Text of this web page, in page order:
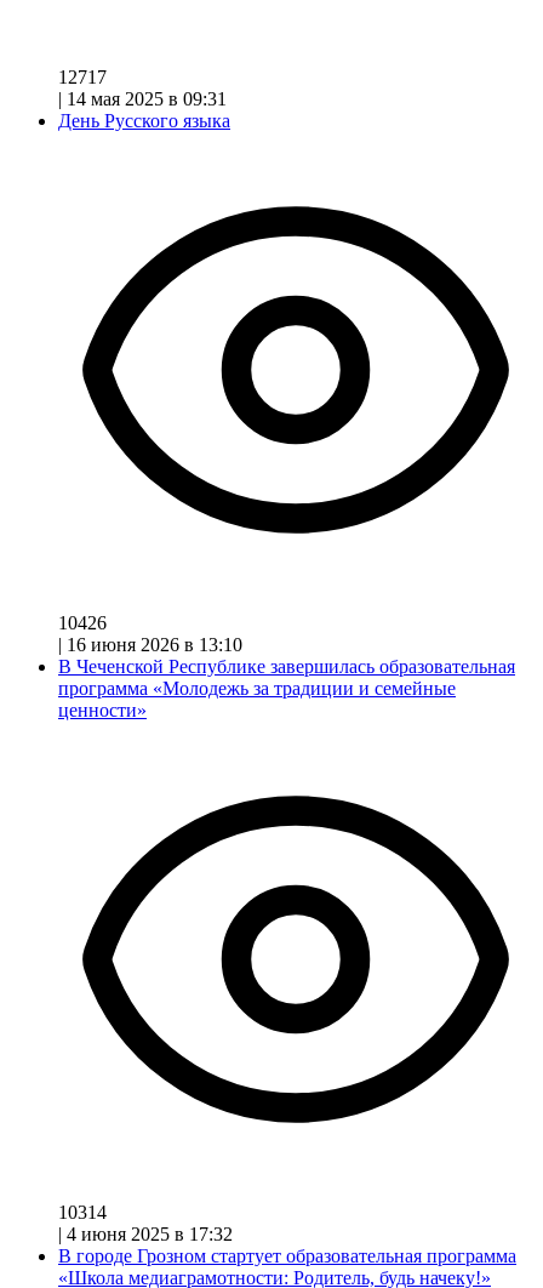
12717
| 14 мая 2025 в 09:31
День Русского языка
10426
| 16 июня 2026 в 13:10
В Чеченской Республике завершилась образовательная
программа «Молодежь за традиции и семейные
ценности»
10314
| 4 июня 2025 в 17:32
В городе Грозном стартует образовательная программа
«Школа медиаграмотности: Родитель, будь начеку!»